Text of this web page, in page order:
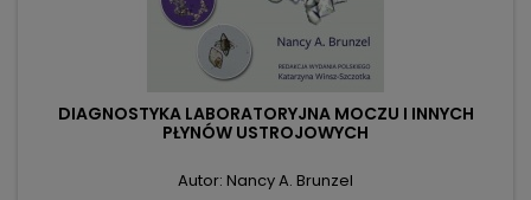
DIAGNOSTYKA LABORATORYJNA MOCZU I INNYCH
PŁYNÓW USTROJOWYCH
Autor: Nancy A. Brunzel